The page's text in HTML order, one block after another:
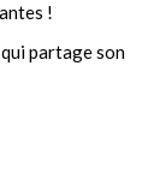
!
partage son